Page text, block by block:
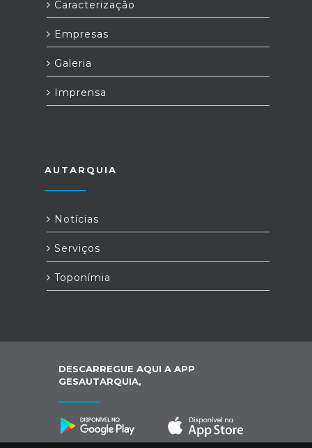
Caracterização
Empresas
Galeria
Imprensa
AUTARQUIA
Notícias
Serviços
Toponímia
DESCARREGUE AQUI A APP
GESAUTARQUIA,